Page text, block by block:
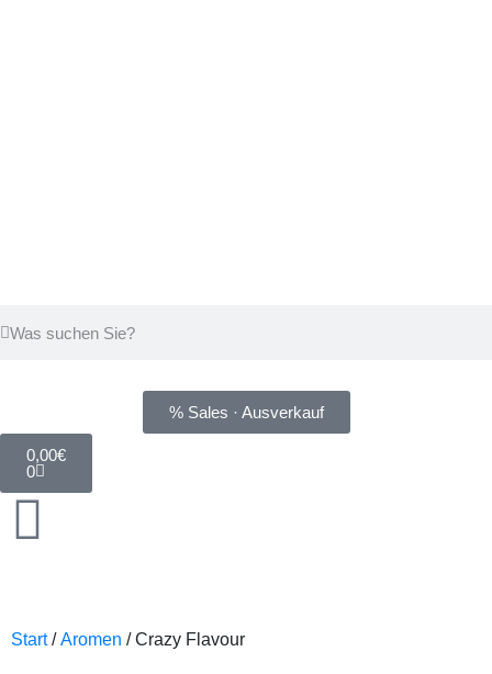
% Sales · Ausverkauf
0,00€
0
Start/Aromen / Crazy Flavour